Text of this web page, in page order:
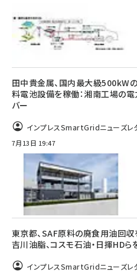
田中貴金属、国内最大級500kW
料電池設備を稼働：湘南工場の
バー
インプレスSmartGridニューズレ
7月13日 19:47
東京都、SAF原料の廃食用油回収
吉川油脂、コスモ石油・日揮HDら
インプレスSmartGridニューズレ